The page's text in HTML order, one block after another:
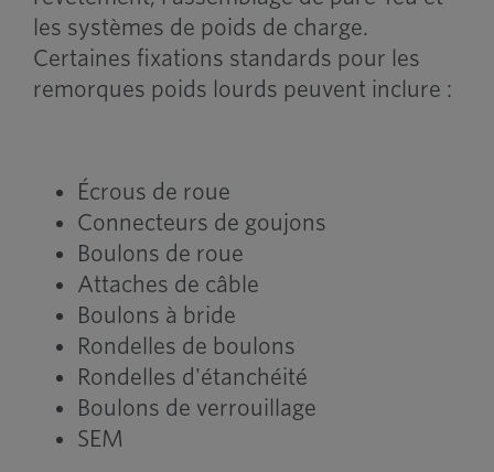
les systèmes de poids de charge.
Certaines fixations standards pour les
remorques poids lourds peuvent inclure :
Écrous de roue
Connecteurs de goujons
Boulons de roue
Attaches de câble
Boulons à bride
Rondelles de boulons
Rondelles d'étanchéité
Boulons de verrouillage
SEM